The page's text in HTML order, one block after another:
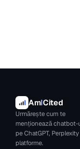
AmICited
Urmărește cum te
menționează chatbot-
pe ChatGPT,
platforme.